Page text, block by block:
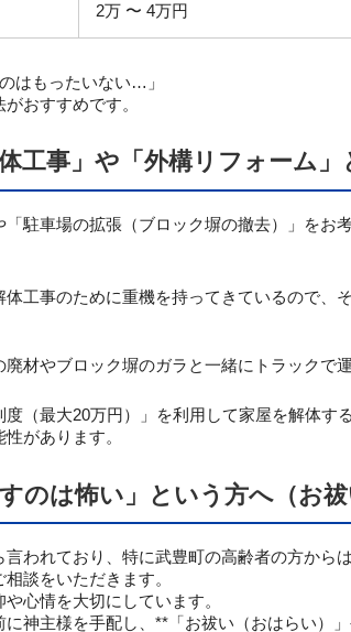
2万 〜 4万円
はもったいない…」
おすすめです。
工事」や「外構リフォーム」
駐車場の拡張（ブロック塀の撤去）」をお考
工事のために重機を持ってきているので、
材やブロック塀のガラと一緒にトラックで
（最大20万円）」を利用して家屋を解体す
があります。
のは怖い」という方へ（お祓
言われており、特に武豊町の高齢者の方から
談をいただきます。
心情を大切にしています。
神主様を手配し、**「お祓い（おはらい）